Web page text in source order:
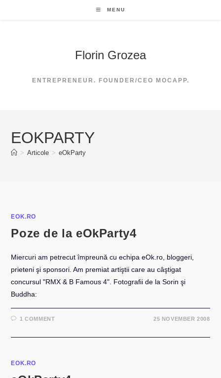
MENU
Florin Grozea
ENTREPRENEUR. FOUNDER/CEO MOCAPP.
EOKPARTY
> Articole > eOkParty
EOK.RO
Poze de la eOkParty4
Miercuri am petrecut împreună cu echipa eOk.ro, bloggeri,
prieteni şi sponsori. Am premiat artiştii care au câştigat
concursul "RMX & B Famous 4". Fotografii de la Sorin şi
Buddha:
1 COMMENT 25 NOVEMBER 2008
EOK.RO